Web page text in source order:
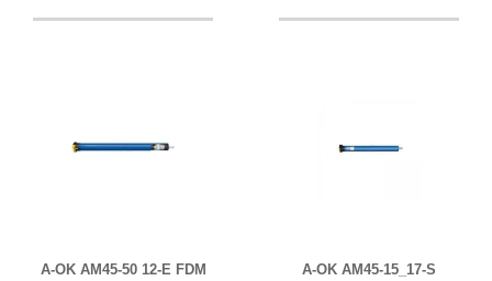
A-OK AM45-50 12-E FDM A-OK AM45-15_17-S